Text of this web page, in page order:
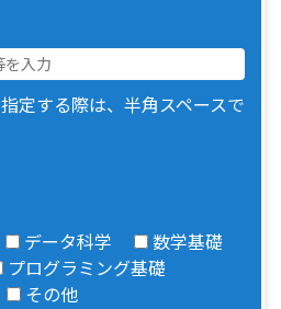
定する際は、半角スペースで
データ科学
数学基礎
プログラミング基礎
その他